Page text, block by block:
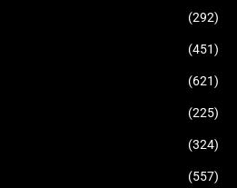
(292)
(451)
(621)
(225)
(324)
(557)